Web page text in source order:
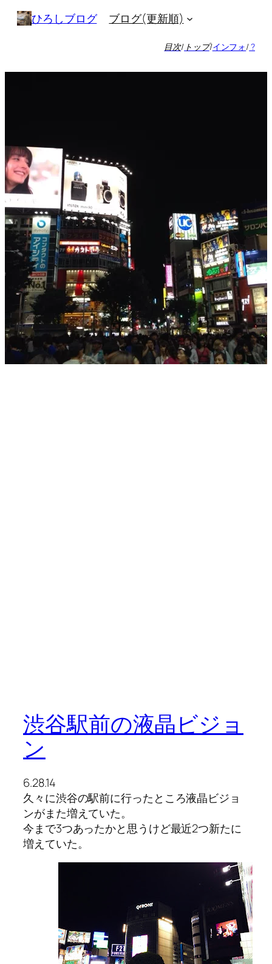
キ
ひろしブログ ブログ(更新順)
目次/ トップ/インフォ/?
渋谷駅前の液晶ビジョ
ン
6.28.14
久々に渋谷の駅前に行ったところ液晶ビジョ
ンがまた増えていた。
今まで3つあったかと思うけど最近2つ新たに
増えていた。